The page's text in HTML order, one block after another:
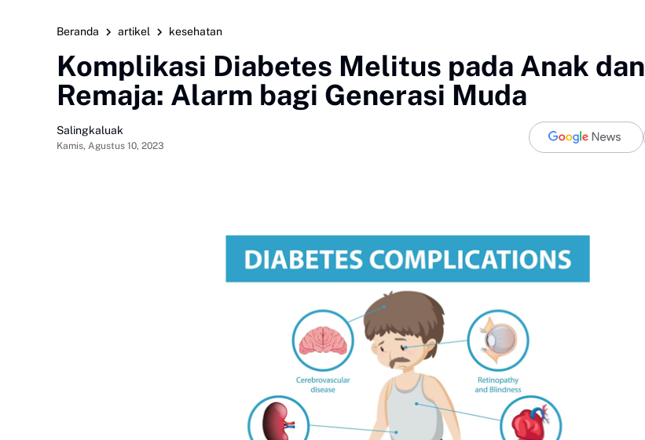
Beranda artikel kesehatan
Komplikasi Diabetes Melitus pada Anak dan
Remaja: Alarm bagi Generasi Muda
Salingkaluak
Kamis, Agustus 10, 2023